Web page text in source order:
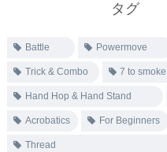
タグ
Battle Powermove
Trick & Combo 7 to smoke
Hand Hop & Hand Stand
Acrobatics For Beginners
Thread